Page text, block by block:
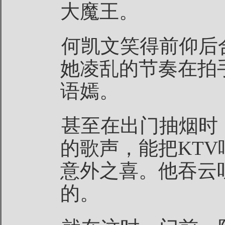
大魔王。
何凯文笑得前仰
她凌乱的节奏在拍
语嫣。
甚至在出门抽烟
的歌声，能把
意外之喜。他吞云
的。